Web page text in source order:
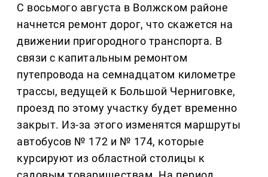
С восьмого августа в Волжском районе
начнется ремонт дорог, что скажется на
движении пригородного транспорта. В
связи с капитальным ремонтом
путепровода на семнадцатом километре
трассы, ведущей к Большой Черниговке,
проезд по этому участку будет временно
закрыт. Из-за этого изменятся маршруты
автобусов № 172 и № 174, которые
курсируют из областной столицы к